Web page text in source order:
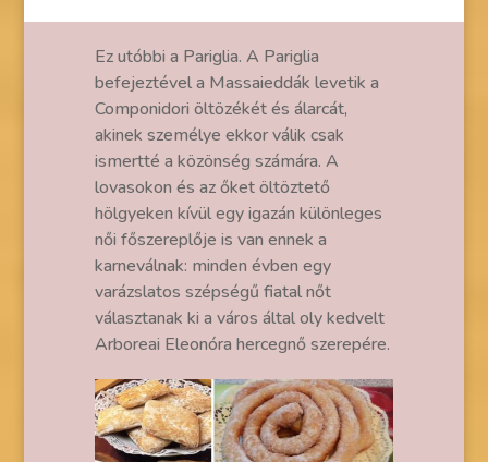
Ez utóbbi a Pariglia. A Pariglia
befejeztével a Massaieddák levetik a
Componidori öltözékét és álarcát,
akinek személye ekkor válik csak
ismertté a közönség számára. A
lovasokon és az őket öltöztető
hölgyeken kívül egy igazán különleges
női főszereplője is van ennek a
karneválnak: minden évben egy
varázslatos szépségű fiatal nőt
választanak ki a város által oly kedvelt
Arboreai Eleonóra hercegnő szerepére.